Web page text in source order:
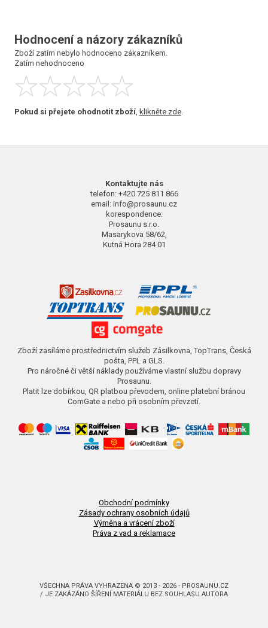
Hodnocení a názory zákazníků
Zboží zatím nebylo hodnoceno zákazníkem.
Zatím nehodnoceno
Pokud si přejete ohodnotit zboží, klikněte zde.
Kontaktujte nás
telefon: +420 725 811 866
email: info@prosaunu.cz
korespondence:
Prosaunu s.r.o.
Masarykova 58/62,
Kutná Hora 284 01
Zboží zasíláme prostřednictvím služeb Zásilkovna, TopTrans, Česká
pošta, PPL a GLS.
Pro náročné či větší náklady používáme vlastní službu dopravy
Prosaunu.
Platit lze dobírkou, QR platbou převodem, online platební bránou
ComGate a nebo při osobním převzetí.
Obchodní podmínky
Zásady ochrany osobních údajů
Výměna a vrácení zboží
Práva z vad a reklamace
VŠECHNA PRÁVA VYHRAZENA © 2013 - 2026 - PROSAUNU.CZ
/ JE ZAKÁZÁNO ŠÍŘENÍ MATERIÁLU BEZ SOUHLASU AUTORA